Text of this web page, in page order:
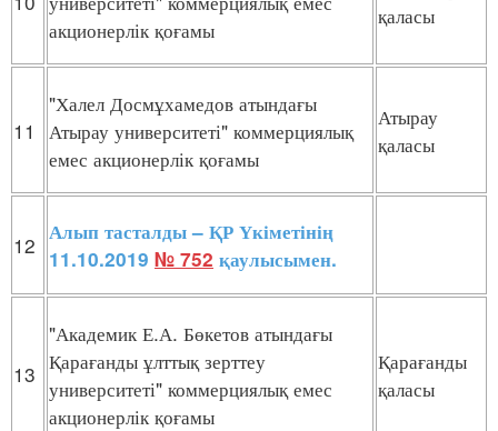
акционерлік қоғамы
қаласы
11
"Халел Досмұхамедов атындағы
Атырау университеті" коммерциялық
емес акционерлік қоғамы
Атырау
қаласы
12 Алып тасталды – ҚР Үкіметінің
11.10.2019 № 752 қаулысымен.
13
"Академик Е.А. Бөкетов атындағы
Қарағанды ұлттық зерттеу
университеті" коммерциялық емес
акционерлік қоғамы
Қарағанды
қаласы